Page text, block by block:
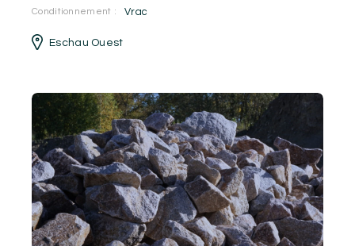
Conditionnement : Vrac
Eschau Ouest